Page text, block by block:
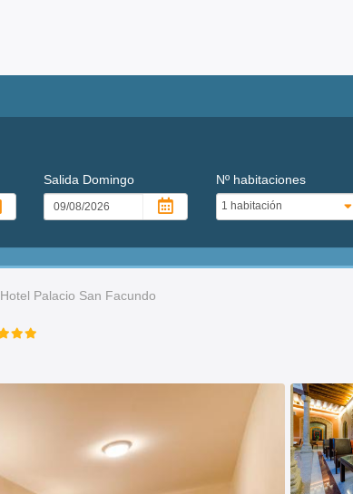
Salida Domingo Nº habitaciones
Hotel Palacio San Facundo